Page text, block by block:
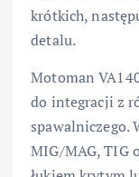
krótkich,
detalu.
Motoman
do integracji z
spawalniczego.
MIG/MAG, TIG